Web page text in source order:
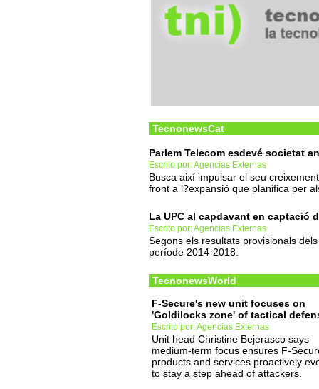
TecnonewsCat
Parlem Telecom esdevé societat
Escrito por: Agencias Externas
Busca així impulsar el seu
front a l?expansió que planifica per
La UPC al capdavant en captació
Escrito por: Agencias Externas
Segons els resultats provisionals
període 2014-2018.
TecnonewsWorld
F-Secure's new unit focuses on
'Goldilocks zone' of tactical
Escrito por: Agencias Externas
Unit head Christine Bejerasco says
medium-term focus ensures F-
products and services proactively
to stay a step ahead of attackers.